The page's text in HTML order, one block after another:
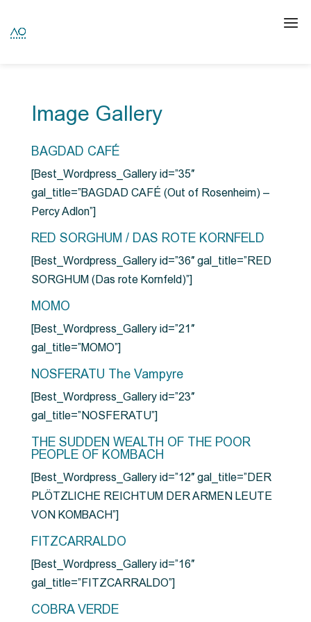
Image Gallery
BAGDAD CAFÉ
[Best_Wordpress_Gallery id=”35″
gal_title=”BAGDAD CAFÉ (Out of Rosenheim) –
Percy Adlon”]
RED SORGHUM / DAS ROTE KORNFELD
[Best_Wordpress_Gallery id=”36″ gal_title=”RED
SORGHUM (Das rote Kornfeld)”]
MOMO
[Best_Wordpress_Gallery id=”21″
gal_title=”MOMO”]
NOSFERATU The Vampyre
[Best_Wordpress_Gallery id=”23″
gal_title=”NOSFERATU”]
THE SUDDEN WEALTH OF THE POOR
PEOPLE OF KOMBACH
[Best_Wordpress_Gallery id=”12″ gal_title=”DER
PLÖTZLICHE REICHTUM DER ARMEN LEUTE
VON KOMBACH”]
FITZCARRALDO
[Best_Wordpress_Gallery id=”16″
gal_title=”FITZCARRALDO”]
COBRA VERDE